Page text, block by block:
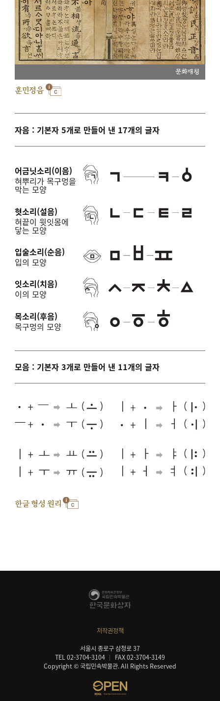
문화재청
훈민정음
자음 : 기본자 5개로 만들어 낸 17개의 글자
어금닛소리(이음)
혀뿌리가 목구멍을
막는 모양
혓소리(설음)
혀끝이 윗잇몸에
닿는 모양
입술소리(순음)
입의 모양
잇소리(치음)
이의 모양
목소리(후음)
목구멍의 모양
모음 : 기본자 3개로 만들어 낸 11개의 글자
한글 형성 원리
저작권정책
서울시 종로구 삼청로 37
TEL 02-3704-3104
FAX 02-3704-3149
Copyright © 국립민속박물관. All Rights Reserved